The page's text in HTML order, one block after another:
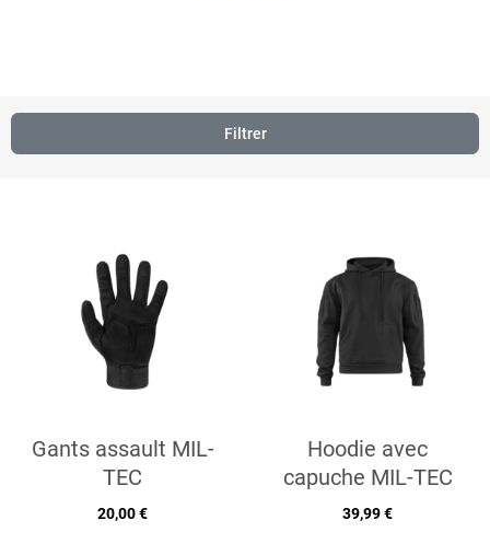
Filtrer
Gants assault MIL-
TEC
20,00 €
Hoodie avec
capuche MIL-TEC
39,99 €